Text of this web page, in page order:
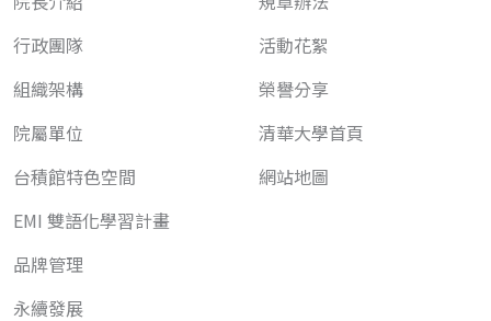
行政團隊
組織架構
院屬單位
台積館特色空間
EMI 雙語化學習計畫
品牌管理
永續發展
活動花絮
榮譽分享
清華大學首頁
網站地圖